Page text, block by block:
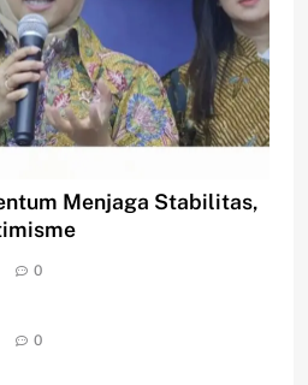
Menjaga Stabilitas,
0
0